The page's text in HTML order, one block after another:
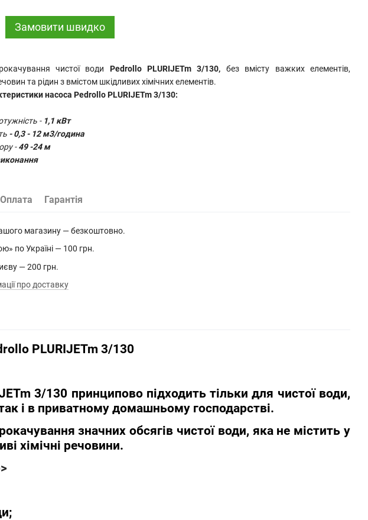
Замовити швидко
чистої води Pedrollo PLURIJETm 3/130, без вмісту важких елементів,
та рідин з вмістом шкідливих хімічних елементів.
насоса Pedrollo PLURIJETm 3/130:
- 1,1 кВт
-0,3 - 12 м3/година
-49 -24 м
Оплата Гарантія
магазину — безкоштовно.
по Україні — 100 грн.
— 200 грн.
про доставку
PLURIJETm 3/130
3/130 принципово підходить тільки для чистої води,
і в приватному домашньому господарстві.
значних обсягів чистої води, яка не містить у
хімічні речовини.